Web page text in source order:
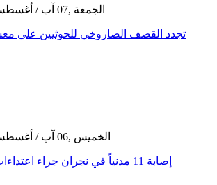
GMT 17:30 2026 الجمعة ,07 آب / أغسطس
تجدد القصف الصاروخي للحوثيين على
GMT 21:59 2026 الخميس ,06 آب / أغسطس
إصابة 11 مدنياً في نجران جراء اعتداءات حوثية بالمقذوفات